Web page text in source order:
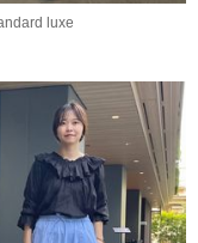
luxe